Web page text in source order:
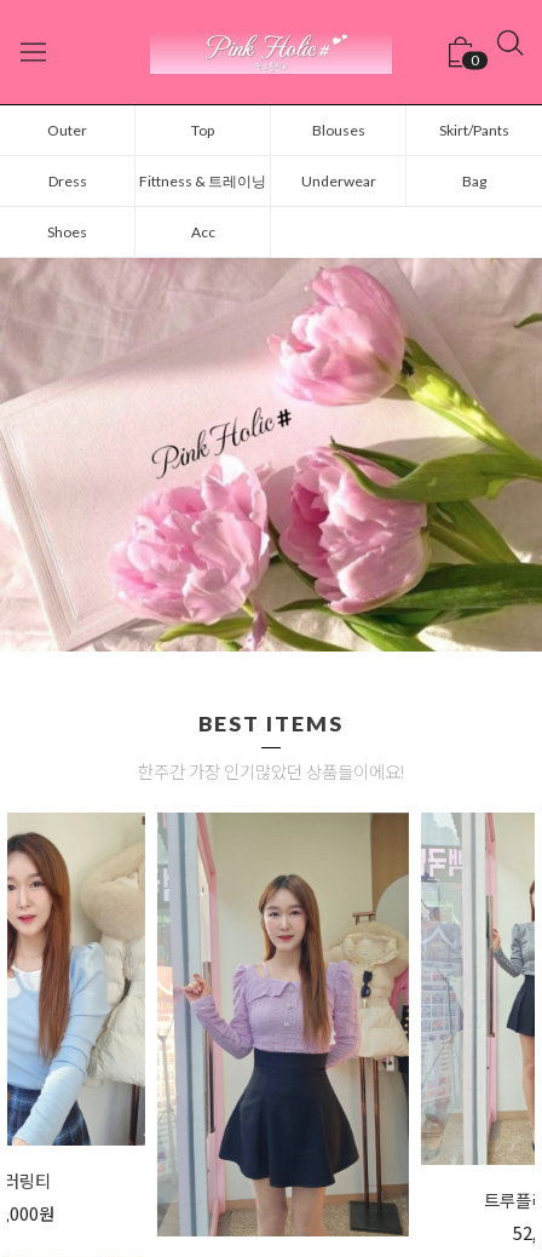
0
Outer Top Blouses Skirt/Pants
Dress Fittness & 트레이닝 Underwear Bag
Shoes Acc
BEST ITEMS
한주간 가장 인기많았던 상품들이에요!
트루플리츠스커트
52,000원